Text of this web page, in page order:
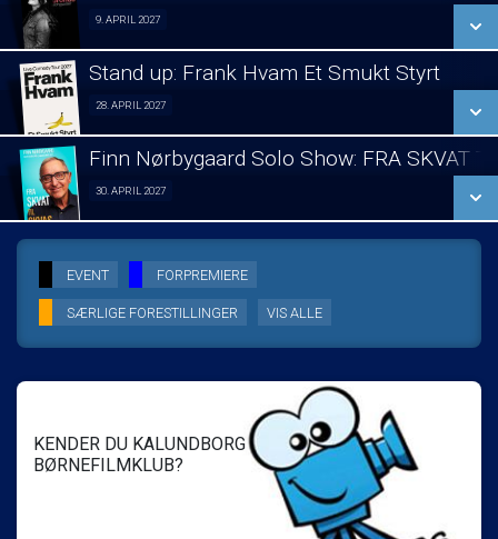
LÆS MERE
9. APRIL 2027
LÆS MERE
Stand up: Frank Hvam Et Smukt Styrt
28. APRIL 2027
LÆS MERE
Finn Nørbygaard Solo Show: FRA SKVAT
30. APRIL 2027
SE ALLE DAGE
LÆS MERE
EVENT FORPREMIERE
SÆRLIGE FORESTILLINGER VIS ALLE
KENDER DU KALUNDBORG
BØRNEFILMKLUB?